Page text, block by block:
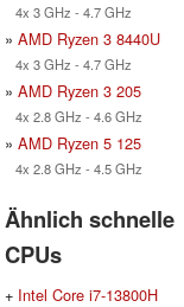
4x 3 GHz - 4.7 GHz
» AMD Ryzen 3 8440U
4x 3 GHz - 4.7 GHz
» AMD Ryzen 3 205
4x 2.8 GHz - 4.6 GHz
» AMD Ryzen 5 125
4x 2.8 GHz - 4.5 GHz
Ähnlich schnelle
CPUs
+ Intel Core i7-13800H